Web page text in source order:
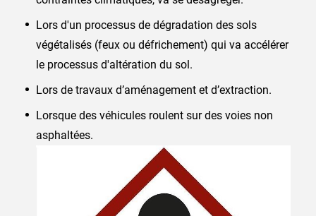
Lors d'un processus de dégradation des sols
végétalisés (feux ou défrichement) qui va accélérer
le processus d'altération du sol.
Lors de travaux d’aménagement et d’extraction.
Lorsque des véhicules roulent sur des voies non
asphaltées.